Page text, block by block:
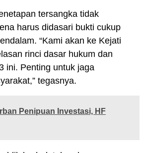
tersangka tidak
harus didasari bukti cukup
“Kami akan ke Kejati
rinci dasar hukum dan
ini. Penting untuk jaga
tegasnya.
Penipuan Investasi, HF